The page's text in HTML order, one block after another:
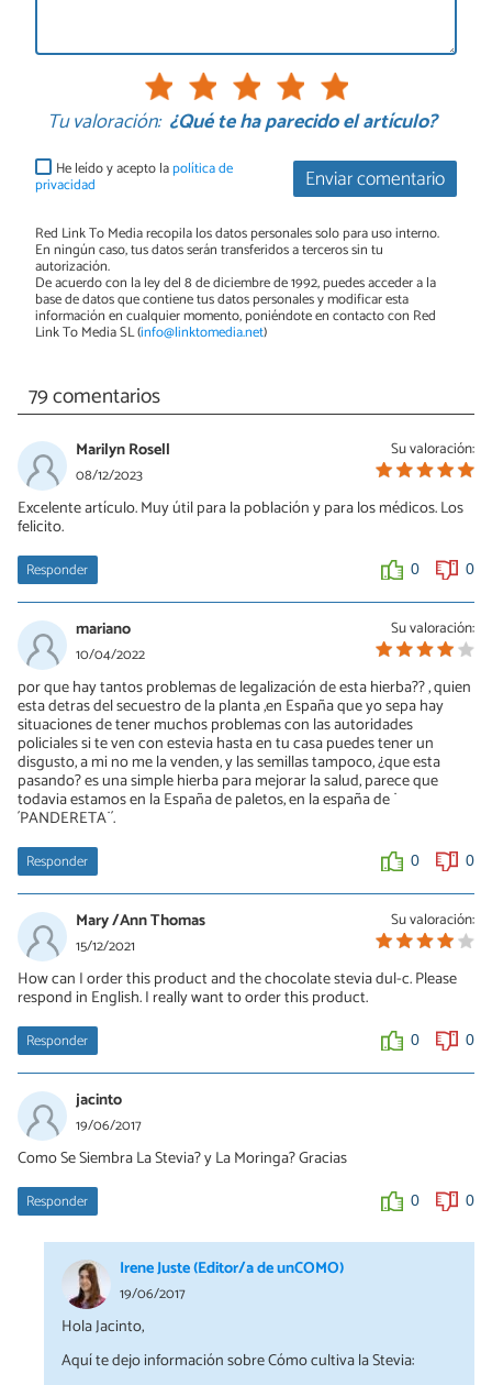
Tu valoración: ¿Qué te ha parecido el artículo?
Enviar comentario
He leído y acepto lapolítica de
privacidad
Red Link To Media recopila los datos personales solo para uso interno.
En ningún caso, tus datos serán transferidos a terceros sin tu
autorización.
De acuerdo con la ley del 8 de diciembre de 1992, puedes acceder a la
base de datos que contiene tus datos personales y modificar esta
información en cualquier momento, poniéndote en contacto con Red
Link To Media SL (info@linktomedia.net)
79 comentarios
Su valoración:
Marilyn Rosell
08/12/2023
Excelente artículo. Muy útil para la población y para los médicos. Los
felicito.
Responder 0 0
Su valoración:
mariano
10/04/2022
por que hay tantos problemas de legalización de esta hierba?? , quien
esta detras del secuestro de la planta ,en España que yo sepa hay
situaciones de tener muchos problemas con las autoridades
policiales si te ven con estevia hasta en tu casa puedes tener un
disgusto, a mi no me la venden, y las semillas tampoco, ¿que esta
pasando? es una simple hierba para mejorar la salud, parece que
todavia estamos en la España de paletos, en la españa de ¨
´PANDERETA¨´.
Responder 0 0
Su valoración:
Mary /Ann Thomas
15/12/2021
How can I order this product and the chocolate stevia dul-c. Please
respond in English. I really want to order this product.
Responder 0 0
jacinto
19/06/2017
Como Se Siembra La Stevia? y La Moringa? Gracias
Responder 0 0
Irene Juste (Editor/a de unCOMO)
19/06/2017
Hola Jacinto,
Aquí te dejo información sobre Cómo cultiva la Stevia: